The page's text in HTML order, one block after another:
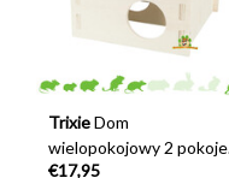
Trixie Dom
wielopokojowy 2 pokoje
25 x 25 cm
€17,95